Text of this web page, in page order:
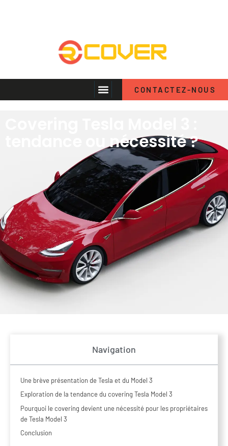
CONTACTEZ-NOUS
tendance ou nécessité ?
Navigation
Une brève présentation de Tesla et du Model 3
Exploration de la tendance du covering Tesla Model 3
Pourquoi le covering devient une nécessité pour les propriétaires
de Tesla Model 3
Conclusion